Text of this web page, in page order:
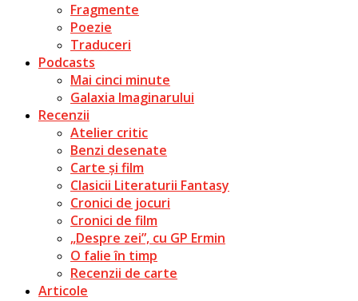
Fragmente
Poezie
Traduceri
Podcasts
Mai cinci minute
Galaxia Imaginarului
Recenzii
Atelier critic
Benzi desenate
Carte și film
Clasicii Literaturii Fantasy
Cronici de jocuri
Cronici de film
„Despre zei”, cu GP Ermin
O falie în timp
Recenzii de carte
Articole